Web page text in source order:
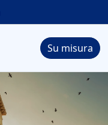
Su misura